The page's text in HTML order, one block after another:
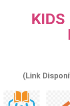
(Link